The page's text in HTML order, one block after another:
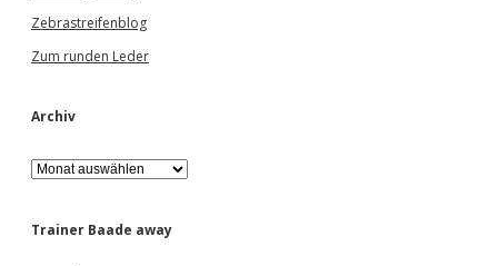
Zebrastreifenblog
Zum runden Leder
Archiv
A
r
h
Trainer Baade away